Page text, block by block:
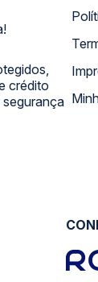
crédito